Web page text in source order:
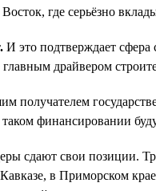
где серьёзно
И это подтверждает
драйвером
получателем
финансировании
сдают свои позиции.
в Приморском